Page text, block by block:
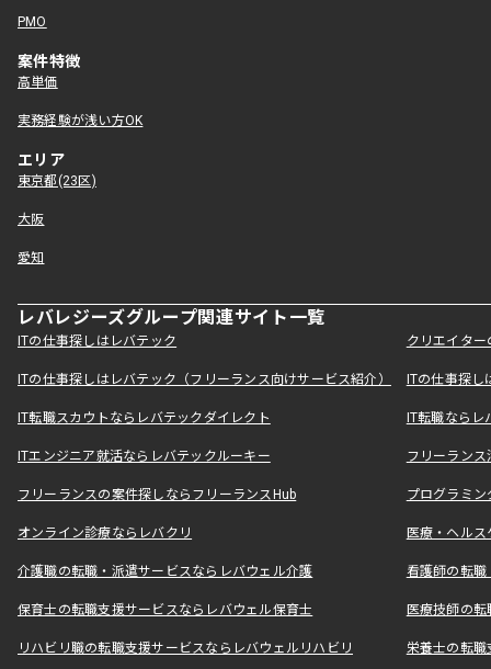
PMO
案件特徴
高単価
実務経験が浅い方OK
エリア
東京都(23区)
大阪
愛知
レバレジーズグループ関連サイト一覧
ITの仕事探しはレバテック クリエイタ
ITの仕事探しはレバテック（フリーランス向けサービス紹介） ITの仕事探
IT転職スカウトならレバテックダイレクト IT転職なら
ITエンジニア就活ならレバテックルーキー フリーラン
フリーランスの案件探しならフリーランスHub プログラミ
オンライン診療ならレバクリ 医療・ヘル
介護職の転職・派遣サービスならレバウェル介護 看護師の転
保育士の転職支援サービスならレバウェル保育士 医療技師の
リハビリ職の転職支援サービスならレバウェルリハビリ 栄養士の転